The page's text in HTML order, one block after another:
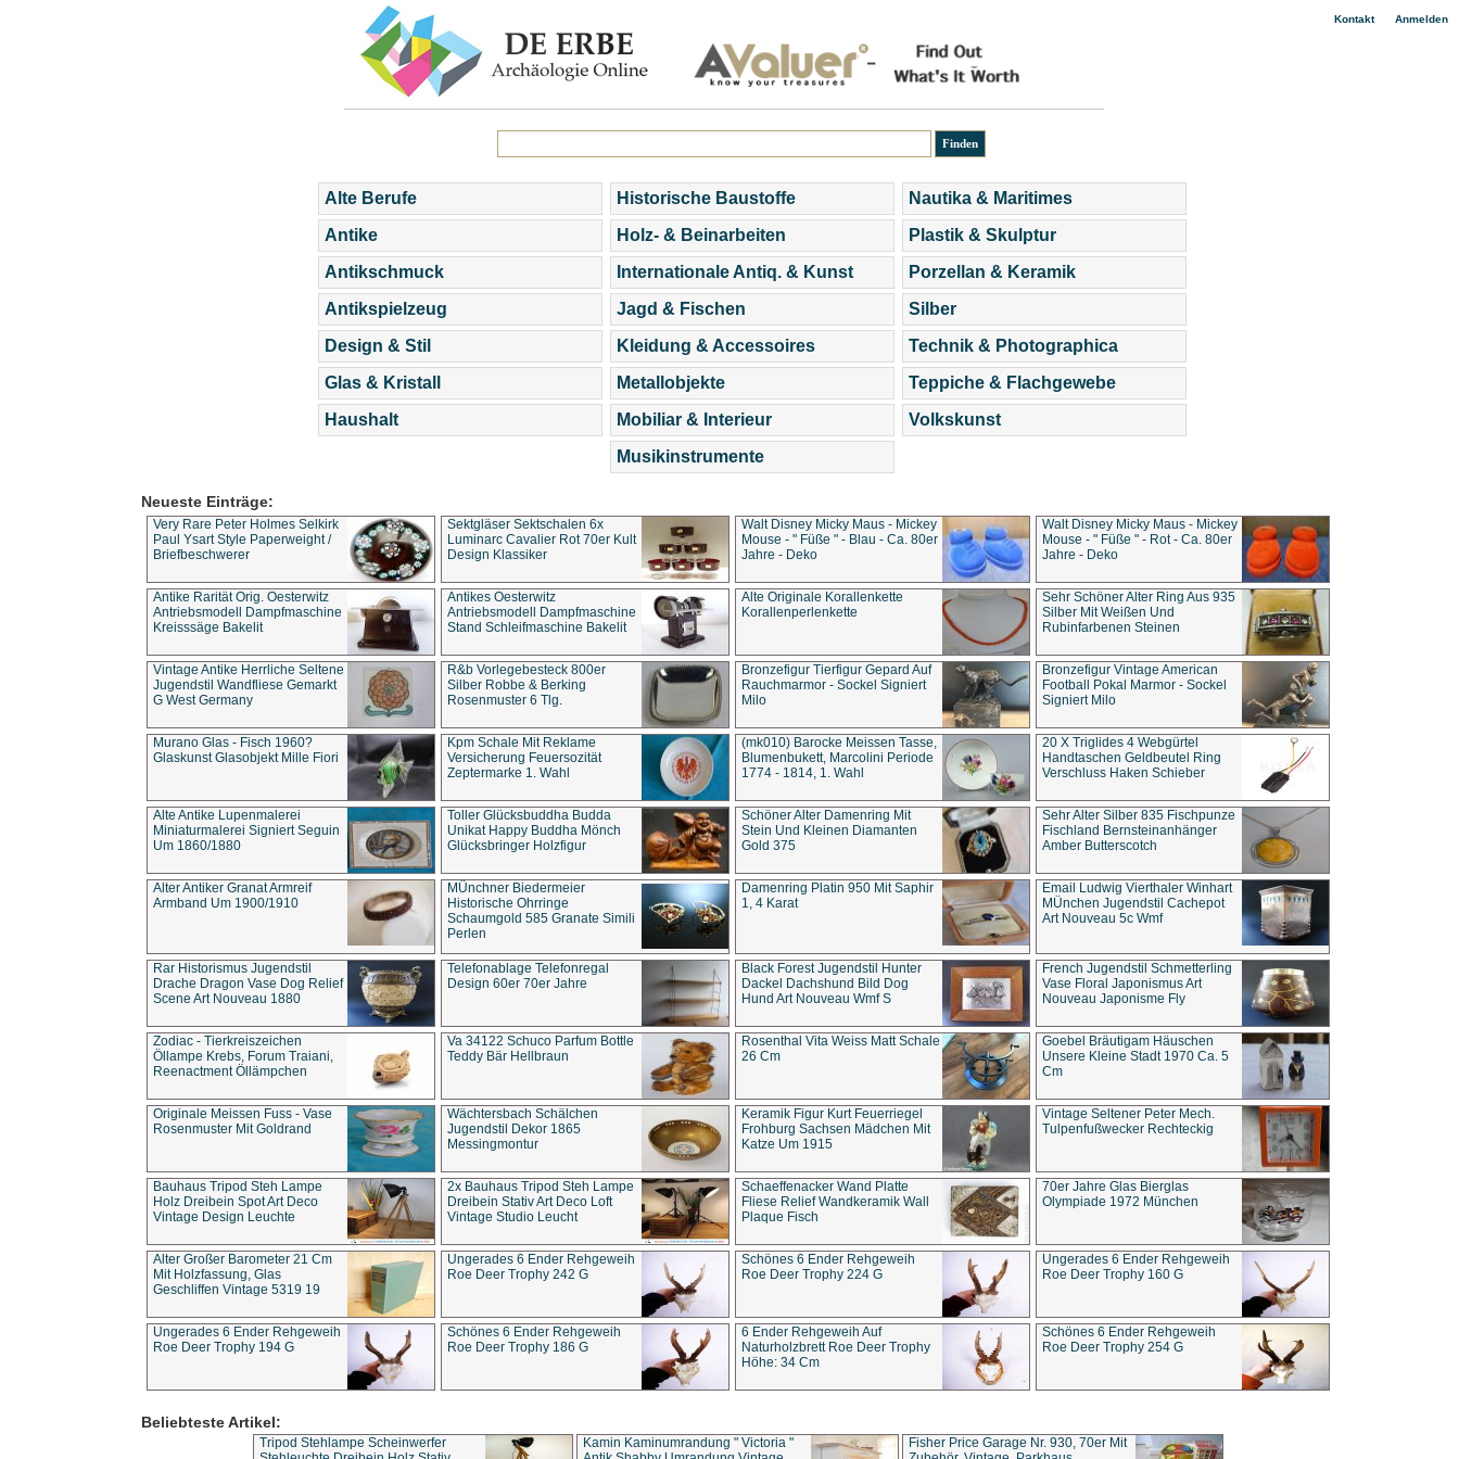
Kontakt| Anmelden
Alte Berufe
Antike
Antikschmuck
Antikspielzeug
Design & Stil
Glas & Kristall
Haushalt
Historische Baustoffe
Holz- & Beinarbeiten
Internationale Antiq. & Kunst
Jagd & Fischen
Kleidung & Accessoires
Metallobjekte
Mobiliar & Interieur
Musikinstrumente
Nautika & Maritimes
Plastik & Skulptur
Porzellan & Keramik
Silber
Technik & Photographica
Teppiche & Flachgewebe
Volkskunst
Neueste Einträge:
Very Rare Peter Holmes Selkirk
Paul Ysart Style Paperweight /
Briefbeschwerer
Sektgläser Sektschalen 6x
Luminarc Cavalier Rot 70er Kult
Design Klassiker
Walt Disney Micky Maus - Mickey
Mouse - " Füße " - Blau - Ca. 80er
Jahre - Deko
Walt Disney Micky Maus - Mickey
Mouse - " Füße " - Rot - Ca. 80er
Jahre - Deko
Antike Rarität Orig. Oesterwitz
Antriebsmodell Dampfmaschine
Kreisssäge Bakelit
Antikes Oesterwitz
Antriebsmodell Dampfmaschine
Stand Schleifmaschine Bakelit
Alte Originale Korallenkette
Korallenperlenkette
Sehr Schöner Alter Ring Aus 935
Silber Mit Weißen Und
Rubinfarbenen Steinen
Vintage Antike Herrliche Seltene
Jugendstil Wandfliese Gemarkt
G West Germany
R&b Vorlegebesteck 800er
Silber Robbe & Berking
Rosenmuster 6 Tlg.
Bronzefigur Tierfigur Gepard Auf
Rauchmarmor - Sockel Signiert
Milo
Bronzefigur Vintage American
Football Pokal Marmor - Sockel
Signiert Milo
Murano Glas - Fisch 1960?
Glaskunst Glasobjekt Mille Fiori
Kpm Schale Mit Reklame
Versicherung Feuersozität
Zeptermarke 1. Wahl
(mk010) Barocke Meissen Tasse,
Blumenbukett, Marcolini Periode
1774 - 1814, 1. Wahl
20 X Triglides 4 Webgürtel
Handtaschen Geldbeutel Ring
Verschluss Haken Schieber
Alte Antike Lupenmalerei
Miniaturmalerei Signiert Seguin
Um 1860/1880
Toller Glücksbuddha Budda
Unikat Happy Buddha Mönch
Glücksbringer Holzfigur
Schöner Alter Damenring Mit
Stein Und Kleinen Diamanten
Gold 375
Sehr Alter Silber 835 Fischpunze
Fischland Bernsteinanhänger
Amber Butterscotch
Alter Antiker Granat Armreif
Armband Um 1900/1910
MÜnchner Biedermeier
Historische Ohrringe
Schaumgold 585 Granate Simili
Perlen
Damenring Platin 950 Mit Saphir
1, 4 Karat
Email Ludwig Vierthaler Winhart
MÜnchen Jugendstil Cachepot
Art Nouveau 5c Wmf
Rar Historismus Jugendstil
Drache Dragon Vase Dog Relief
Scene Art Nouveau 1880
Telefonablage Telefonregal
Design 60er 70er Jahre
Black Forest Jugendstil Hunter
Dackel Dachshund Bild Dog
Hund Art Nouveau Wmf S
French Jugendstil Schmetterling
Vase Floral Japonismus Art
Nouveau Japonisme Fly
Zodiac - Tierkreiszeichen
Öllampe Krebs, Forum Traiani,
Reenactment Öllämpchen
Va 34122 Schuco Parfum Bottle
Teddy Bär Hellbraun
Rosenthal Vita Weiss Matt Schale
26 Cm
Goebel Bräutigam Häuschen
Unsere Kleine Stadt 1970 Ca. 5
Cm
Originale Meissen Fuss - Vase
Rosenmuster Mit Goldrand
Wächtersbach Schälchen
Jugendstil Dekor 1865
Messingmontur
Keramik Figur Kurt Feuerriegel
Frohburg Sachsen Mädchen Mit
Katze Um 1915
Vintage Seltener Peter Mech.
Tulpenfußwecker Rechteckig
Bauhaus Tripod Steh Lampe
Holz Dreibein Spot Art Deco
Vintage Design Leuchte
2x Bauhaus Tripod Steh Lampe
Dreibein Stativ Art Deco Loft
Vintage Studio Leucht
Schaeffenacker Wand Platte
Fliese Relief Wandkeramik Wall
Plaque Fisch
70er Jahre Glas Bierglas
Olympiade 1972 München
Alter Großer Barometer 21 Cm
Mit Holzfassung, Glas
Geschliffen Vintage 5319 19
Ungerades 6 Ender Rehgeweih
Roe Deer Trophy 242 G
Schönes 6 Ender Rehgeweih
Roe Deer Trophy 224 G
Ungerades 6 Ender Rehgeweih
Roe Deer Trophy 160 G
Ungerades 6 Ender Rehgeweih
Roe Deer Trophy 194 G
Schönes 6 Ender Rehgeweih
Roe Deer Trophy 186 G
6 Ender Rehgeweih Auf
Naturholzbrett Roe Deer Trophy
Höhe: 34 Cm
Schönes 6 Ender Rehgeweih
Roe Deer Trophy 254 G
Beliebteste Artikel:
Tripod Stehlampe Scheinwerfer
Kamin Kaminumrandung " Victoria "
Fisher Price Garage Nr. 930, 70er Mit